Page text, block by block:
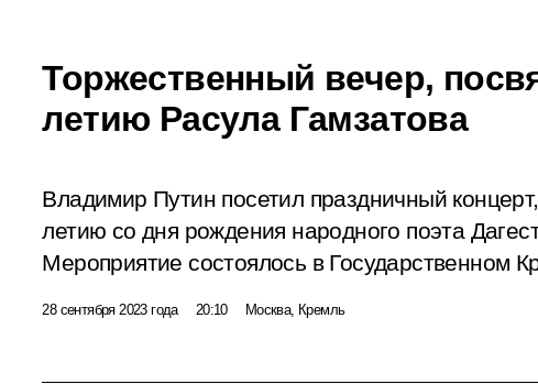
Торжественный вечер,
летию Расула Гамзатова
Владимир Путин посетил праздничный
летию со дня рождения народного поэта
Мероприятие состоялось в Государственном
28 сентября 2023 года 20:10 Москва, Кремль